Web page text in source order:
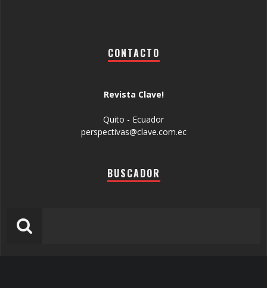
CONTACTO
Revista Clave!
Quito - Ecuador
perspectivas@clave.com.ec
BUSCADOR